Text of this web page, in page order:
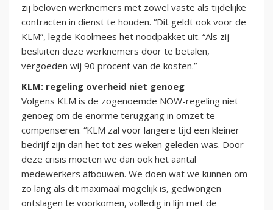
zij beloven werknemers met zowel vaste als tijdelijke
contracten in dienst te houden. “Dit geldt ook voor de
KLM”, legde Koolmees het noodpakket uit. “Als zij
besluiten deze werknemers door te betalen,
vergoeden wij 90 procent van de kosten.”
KLM: regeling overheid niet genoeg
Volgens KLM is de zogenoemde NOW-regeling niet
genoeg om de enorme teruggang in omzet te
compenseren. “KLM zal voor langere tijd een kleiner
bedrijf zijn dan het tot zes weken geleden was. Door
deze crisis moeten we dan ook het aantal
medewerkers afbouwen. We doen wat we kunnen om
zo lang als dit maximaal mogelijk is, gedwongen
ontslagen te voorkomen, volledig in lijn met de